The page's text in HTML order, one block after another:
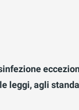
leggi, agli